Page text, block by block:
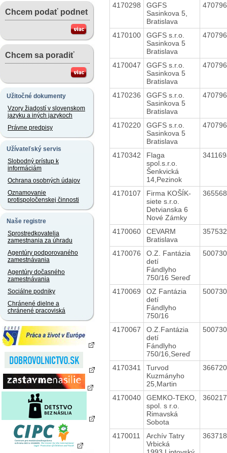
Chcem podať podnet
Chcem sa poradiť
Užitočné dokumenty
Vzory žiadostí v slovenskom
jazyku a iných jazykoch
Právne predpisy
Užívateľský servis
Slobodný prístup k
informáciám
Ochrana osobných údajov
Oznamovanie
protispoločenskej činnosti
Naše registre
Sprostredkovatelia
zamestnania za úhradu
Agentúry podporovaného
zamestnávania
Agentúry dočasného
zamestnávania
Sociálne podniky
Chránené dielne a
chránené pracoviská
4170298
GGFS
Sasinkova 5,
Bratislava
4170100
GGFS s.r.o.
Sasinkova 5
Bratislava
4170047
GGFS s.r.o.
Sasinkova 5
Bratislava
4170236
GGFS s.r.o.
Sasinkova 5
Bratislava
4170220
GGFS s.r.o.
Sasinkova 5
Bratislava
4170342
Flaga
spol.s.r.o.
Šenkvická
14,Pezinok
4170107
Firma KOŠÍK-
siete s.r.o.
Detvianska 6
Nové Zámky
4170060
CEVARM
Bratislava
4170076
O.Z. Fantázia
detí
Fándlyho
750/16 Sereď
4170069
OZ Fantázia
detí
Fándlyho
750/16
4170067
O.Z.Fantázia
detí
Fándlyho
750/16,Sereď
4170341
Turvod
Kuzmányho
25,Martin
4170040
GEMKO-TEKO,
spol. s r.o.
Rimavská
Sobota
4170011
Archív Tatry
Vrbická